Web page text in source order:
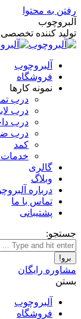
رفتن به محتوا
آلبروچوب
تولید کننده
آلبروچوب
فروشگاه
نمونه کارها
درب
درب
درب
درب
کمد
خدمات
گالری
وبلاگ
درباره
تماس با ما
پشتیبانی
جستجو:
مشاوره رایگان
بستن
آلبروچوب
فروشگاه